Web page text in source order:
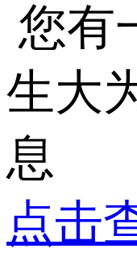
您有
生大
息
点击